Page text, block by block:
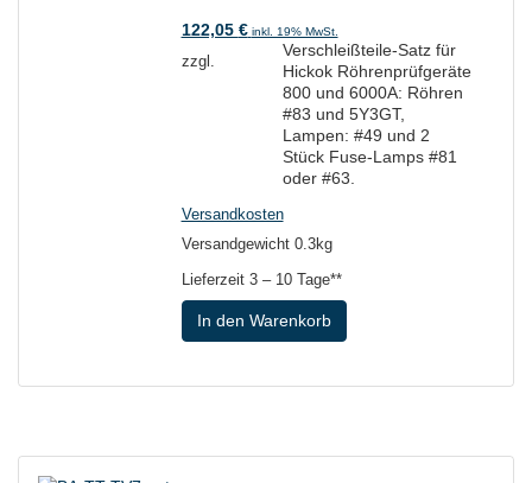
122,05 € inkl. 19% MwSt.
Verschleißteile-Satz für
Hickok Röhrenprüfgeräte
800 und 6000A: Röhren
#83 und 5Y3GT,
Lampen: #49 und 2
Stück Fuse-Lamps #81
oder #63.
zzgl.
Versandkosten
Versandgewicht 0.3kg
Lieferzeit 3 – 10 Tage**
In den Warenkorb